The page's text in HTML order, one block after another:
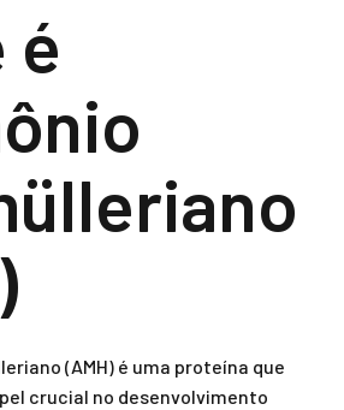
é
(AMH) é uma proteína que
crucial no desenvolvimento